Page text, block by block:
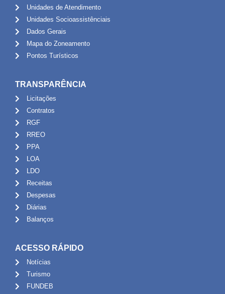
Unidades de Atendimento
Unidades Socioassistênciais
Dados Gerais
Mapa do Zoneamento
Pontos Turísticos
TRANSPARÊNCIA
Licitações
Contratos
RGF
RREO
PPA
LOA
LDO
Receitas
Despesas
Diárias
Balanços
ACESSO RÁPIDO
Notícias
Turismo
FUNDEB